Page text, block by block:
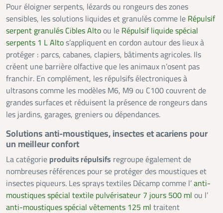
Pour éloigner serpents, lézards ou rongeurs des zones
sensibles, les solutions liquides et granulés comme le Répulsif
serpent granulés Cibles Altoou le Répulsif liquide spécial
serpents 1 L Altos’appliquent en cordon autour des lieux à
protéger : parcs, cabanes, clapiers, bâtiments agricoles. Ils
créent une barrière olfactive que les animaux n’osent pas
franchir. En complément, les répulsifs électroniques à
ultrasons comme les modèles M6, M9 ou C100 couvrent de
grandes surfaces et réduisent la présence de rongeurs dans
les jardins, garages, greniers ou dépendances.
Solutions anti-moustiques, insectes et acariens pour
un meilleur confort
La catégorie produits répulsifs regroupe également de
nombreuses références pour se protéger des moustiques et
insectes piqueurs. Les sprays textiles Décamp comme l’anti-
moustiques spécial textile pulvérisateur 7 jours 500 ml ou l’
anti-moustiques spécial vêtements 125 ml traitent